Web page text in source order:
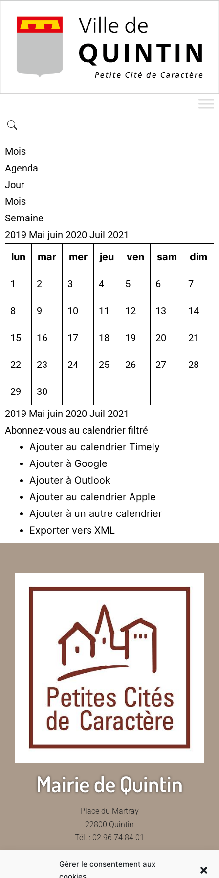
Gérer le consentement aux
Mois
Agenda
Jour
Mois
Semaine
2019 Mai juin 2020 Juil 2021
lun
mar mer jeu ven sam dim
1 2 3 4 5 6 7
8 9 10 11 12 13 14
15 16 17 18 19 20 21
22 23 24 25 26 27 28
29
30
2019 Mai juin 2020 Juil 2021
Abonnez-vous au calendrier filtré
Ajouter au calendrier Timely
Ajouter à Google
Ajouter à Outlook
Ajouter au calendrier Apple
Ajouter à un autre calendrier
Exporter vers XML
Mairie de Quintin
Place du Martray
22800 Quintin
Tél. : 02 96 74 84 01
Contactez-nous